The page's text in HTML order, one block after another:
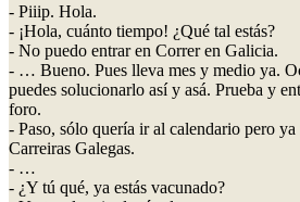
- Piiip. Hola.
- ¡Hola, cuánto tiempo! ¿Qué tal estás?
- No puedo entrar en Correr en Galicia.
- … Bueno. Pues lleva mes y medio ya.
puedes solucionarlo así y asá. Prueba y
foro.
- Paso, sólo quería ir al calendario pero
Carreiras Galegas.
- …
- ¿Y tú qué, ya estás vacunado?